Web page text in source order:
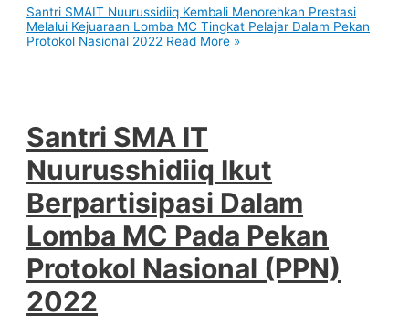
Santri SMAIT Nuurussidiiq Kembali Menorehkan Prestasi
Melalui Kejuaraan Lomba MC Tingkat Pelajar Dalam Pekan
Protokol Nasional 2022 Read More »
Santri SMA IT
Nuurusshidiiq Ikut
Berpartisipasi Dalam
Lomba MC Pada Pekan
Protokol Nasional (PPN)
2022